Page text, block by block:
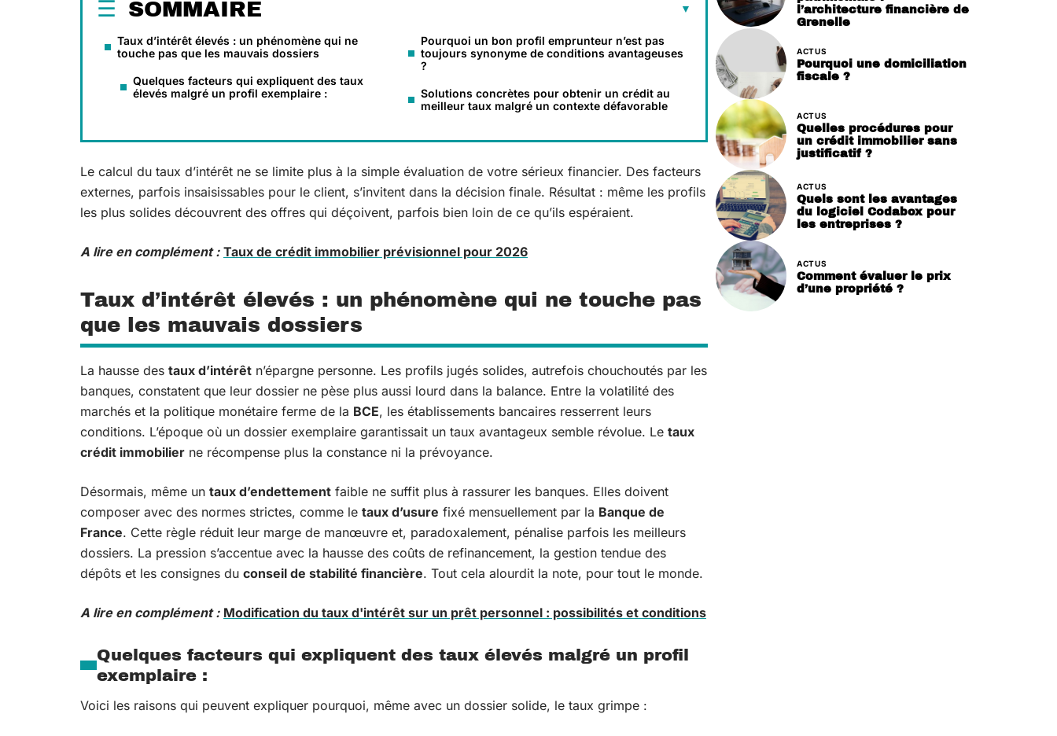
SOMMAIRE
Taux d’intérêt élevés : un phénomène qui ne
touche pas que les mauvais dossiers
Quelques facteurs qui expliquent des taux
élevés malgré un profil exemplaire :
Pourquoi un bon profil emprunteur n’est pas
toujours synonyme de conditions avantageuses
?
Solutions concrètes pour obtenir un crédit au
meilleur taux malgré un contexte défavorable
Le calcul du taux d’intérêt ne se limite plus à la simple évaluation de votre sérieux financier. Des facteurs
externes, parfois insaisissables pour le client, s’invitent dans la décision finale. Résultat : même les profils
les plus solides découvrent des offres qui déçoivent, parfois bien loin de ce qu’ils espéraient.
A lire en complément : Taux de crédit immobilier prévisionnel pour 2026
Taux d’intérêt élevés : un phénomène qui ne touche pas
que les mauvais dossiers
La hausse des taux d’intérêt n’épargne personne. Les profils jugés solides, autrefois chouchoutés par les
banques, constatent que leur dossier ne pèse plus aussi lourd dans la balance. Entre la volatilité des
marchés et la politique monétaire ferme de la BCE, les établissements bancaires resserrent leurs
conditions. L’époque où un dossier exemplaire garantissait un taux avantageux semble révolue. Le taux
crédit immobilier ne récompense plus la constance ni la prévoyance.
Désormais, même un taux d’endettement faible ne suffit plus à rassurer les banques. Elles doivent
composer avec des normes strictes, comme le taux d’usure fixé mensuellement par la Banque de
France. Cette règle réduit leur marge de manœuvre et, paradoxalement, pénalise parfois les meilleurs
dossiers. La pression s’accentue avec la hausse des coûts de refinancement, la gestion tendue des
dépôts et les consignes du conseil de stabilité financière. Tout cela alourdit la note, pour tout le monde.
A lire en complément : Modification du taux d'intérêt sur un prêt personnel : possibilités et conditions
Quelques facteurs qui expliquent des taux élevés malgré un profil
exemplaire :
Voici les raisons qui peuvent expliquer pourquoi, même avec un dossier solide, le taux grimpe :
l’architecture financière de
Grenelle
ACTUS
Pourquoi une domiciliation
fiscale ?
ACTUS
Quelles procédures pour
un crédit immobilier sans
justificatif ?
ACTUS
Quels sont les avantages
du logiciel Codabox pour
les entreprises ?
ACTUS
Comment évaluer le prix
d’une propriété ?